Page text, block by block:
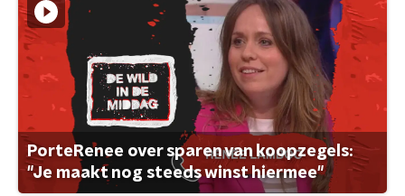
PorteRenee over sparen van koopzegels:
"Je maakt nog steeds winst hiermee"